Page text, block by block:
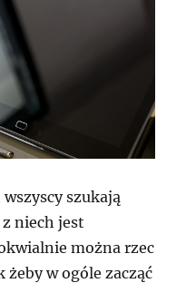
szukają
niech jest
można rzec
w ogóle zacząć